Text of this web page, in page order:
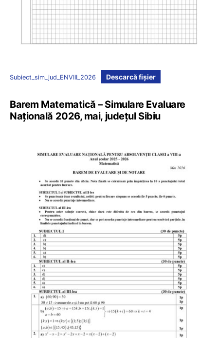
Subiect_sim_jud_ENVIII_2026 Descarcă fișier
Barem Matematică – Simulare Evaluare
Națională 2026, mai, județul Sibiu